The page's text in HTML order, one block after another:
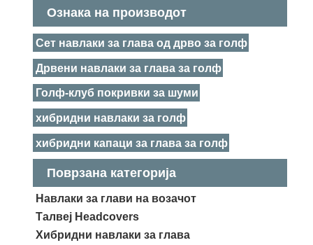
Ознака на производот
Сет навлаки за глава од дрво за голф
Дрвени навлаки за глава за голф
Голф-клуб покривки за шуми
хибридни навлаки за голф
хибридни капаци за глава за голф
Поврзана категорија
Навлаки за глави на возачот
Талвеј Headcovers
Хибридни навлаки за глава